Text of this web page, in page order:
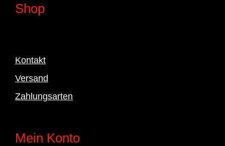
Shop
Kontakt
Versand
Zahlungsarten
Mein Konto